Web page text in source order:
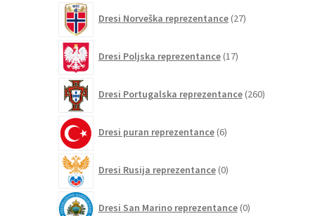
Dresi Norveška reprezentance 27izdelkov
Dresi Poljska reprezentance 17izdelkov
Dresi Portugalska reprezentance 260izdelkov
Dresi puran reprezentance 6izdelkov
Dresi Rusija reprezentance 0izdelkov
Dresi San Marino reprezentance 0